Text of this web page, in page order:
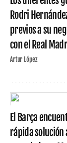
Rodri
previos a su
con el Real
Artur López
El Barça
rápida solución